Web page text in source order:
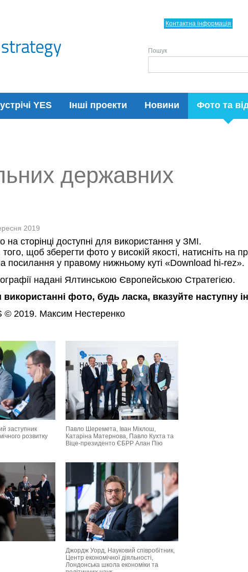
YES Інші проекти Новини Фото та
Контактна інформація
Пошук
державних
2019
на сторінці доступні для використання у ЗМІ.
щоб зберегти фото у високій якості, натисніть на
посилання у правому нижньому куті «Download hi-rez».
надані Ялтинською Європейською Стратегією.
використанні фото, будь ласка, вказуйте наступну
© 2019. Максим Нестеренко
заступник
розвитку
Павло Шеремета, Іван Міклош,
Катаріна Матернова, Павло Кухта та
Віце-президенто ЄБРР Алан Пію
Джордж Уорд, Науковий співробітник,
Центр економічної діяльності,
Лондонська школа економіки та